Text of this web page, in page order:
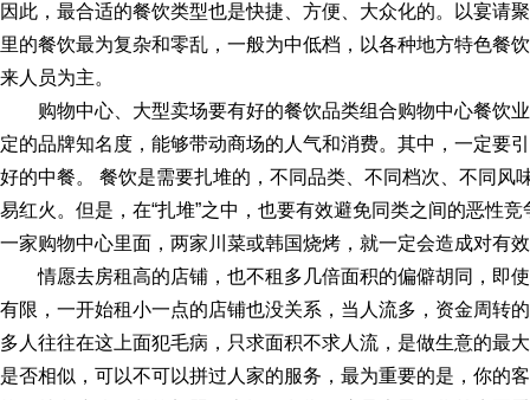
因此，最合适的餐饮类型也是快捷、方便、大众化的。以宴请
里的餐饮最为复杂和零乱，一般为中低档，以各种地方特色餐
来人员为主。
购物中心、大型卖场要有好的餐饮品类组合购物中心餐饮
定的品牌知名度，能够带动商场的人气和消费。其中，一定要
好的中餐。 餐饮是需要扎堆的，不同品类、不同档次、不同风
易红火。但是，在“扎堆”之中，也要有效避免同类之间的恶性
一家购物中心里面，两家川菜或韩国烧烤，就一定会造成对有
情愿去房租高的店铺 ，也不租多几倍面积的偏僻胡同，即
有限，一开始租小一点的店铺也没关系，当人流多，资金周转
多人往往在这上面犯毛病，只求面积不求人流，是做生意的最
是否相似，可以不可以拼过人家的服务，最为重要的是，你的